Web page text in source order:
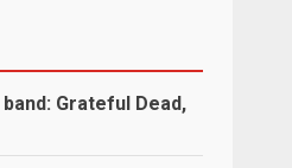
Grateful Dead,